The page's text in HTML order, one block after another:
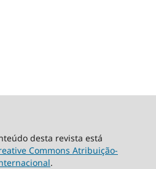
desta revista está
Commons Atribuição-
.